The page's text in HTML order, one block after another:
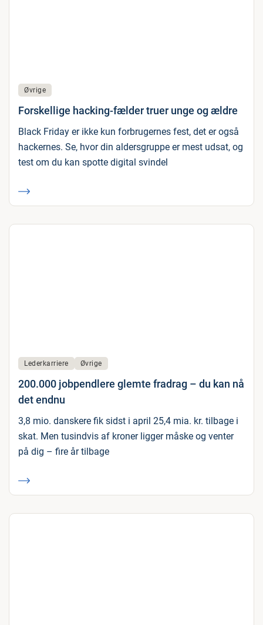
Øvrige
Forskellige hacking-fælder truer unge og ældre
Black Friday er ikke kun forbrugernes fest, det er også
hackernes. Se, hvor din aldersgruppe er mest udsat, og
test om du kan spotte digital svindel
Lederkarriere Øvrige
200.000 jobpendlere glemte fradrag – du kan nå
det endnu
3,8 mio. danskere fik sidst i april 25,4 mia. kr. tilbage i
skat. Men tusindvis af kroner ligger måske og venter
på dig – fire år tilbage